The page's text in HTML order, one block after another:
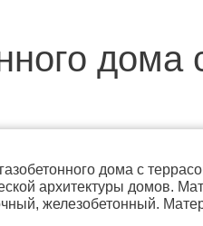
дома
дома с
архитектуры домов.
железобетонный.